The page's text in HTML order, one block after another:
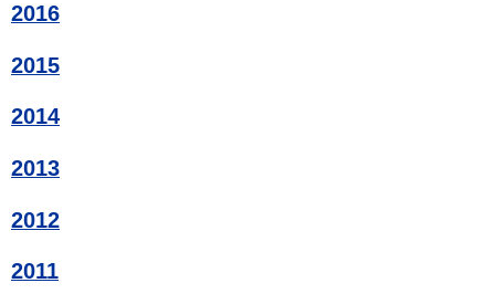
2016
2015
2014
2013
2012
2011